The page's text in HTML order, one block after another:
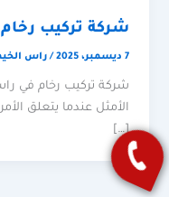
شركة تركيب
7 ديسمبر، 2025 /راس
شركة تركيب رخام في
الأمثل عندما يتعلق
[…]